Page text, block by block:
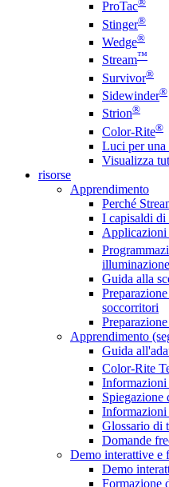
ProTac
Stinger®
Wedge®
Stream™
Survivor®
Sidewinder®
Strion®
Color-Rite®
Luci per una
Visualizza
risorse
Apprendimento
Perché
I capisaldi di
Applicazioni
Guida alla
soccorritori
Apprendimento
Guida
Color-Rite
Informazioni
Spiegazione
Glossario di
Domande
Demo interattive e
Demo
Formazione